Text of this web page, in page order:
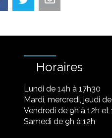
Horaires
Lundi de 14h à 17h30
Mardi, mercredi, jeudi
Vendredi de 9h à 12h et
Samedi de 9h à 12h